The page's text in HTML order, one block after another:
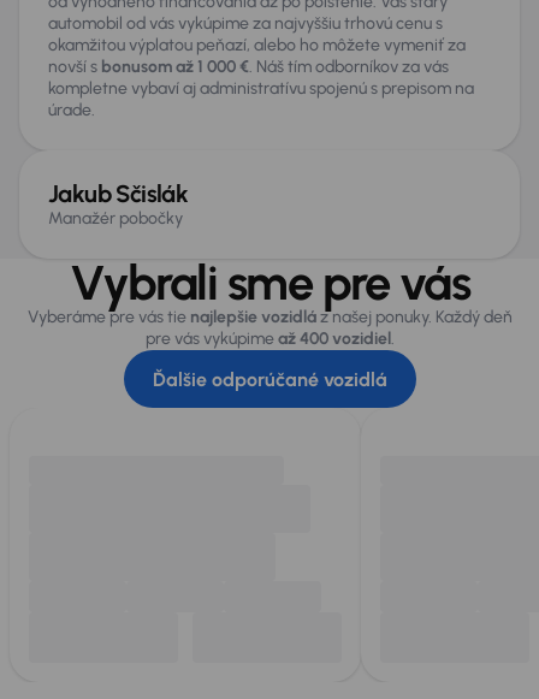
automobil od vás vykúpime za najvyššiu trhovú cenu s
okamžitou výplatou peňazí, alebo ho môžete vymeniť za
novší s bonusom až 1 000 €. Náš tím odborníkov za vás
kompletne vybaví aj administratívu spojenú s prepisom na
úrade.
Jakub Sčislák
Manažér pobočky
Vybrali sme pre vás
Vyberáme pre vás tie najlepšie vozidláz našej ponuky. Každý deň
pre vás vykúpimeaž 400 vozidiel.
Ďalšie odporúčané vozidlá